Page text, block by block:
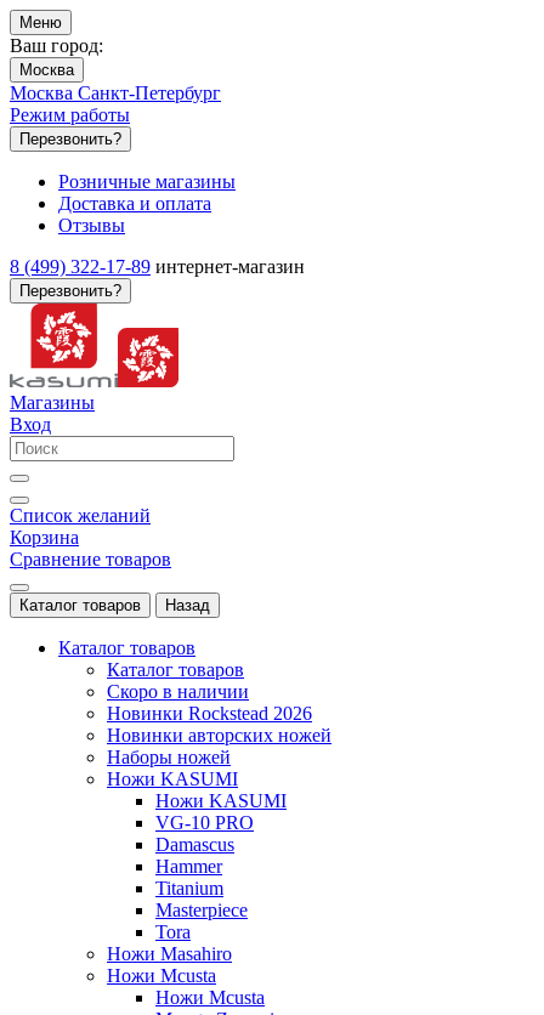
Меню
Ваш город:
Москва
Москва Санкт-Петербург
Режим работы
Перезвонить?
Розничные магазины
Доставка и оплата
Отзывы
8 (499) 322-17-89 интернет-магазин
Перезвонить?
Магазины
Вход
Список желаний
Корзина
Сравнение товаров
Каталог товаров Назад
Каталог товаров
Каталог товаров
Скоро в наличии
Новинки Rockstead 2026
Новинки авторских ножей
Наборы ножей
Ножи KASUMI
Ножи KASUMI
VG-10 PRO
Damascus
Hammer
Titanium
Masterpiece
Tora
Ножи Masahiro
Ножи Mcusta
Ножи Mcusta